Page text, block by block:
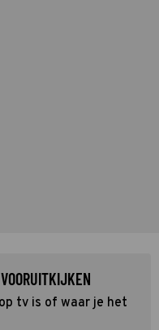
VOORUITKIJKEN
tv is of waar je het